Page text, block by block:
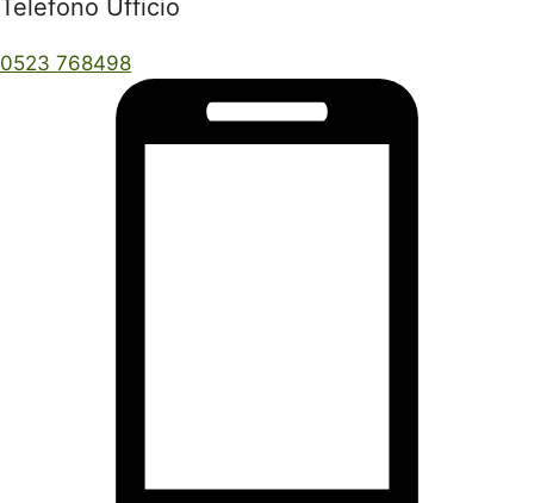
Telefono Ufficio
0523 768498